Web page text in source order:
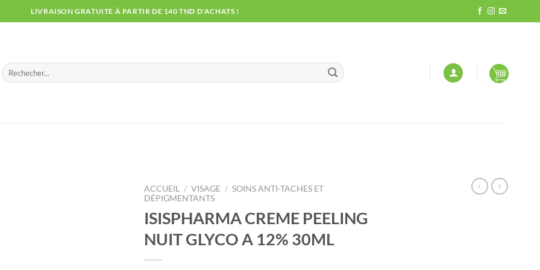
LIVRAISON GRATUITE À PARTIR DE 140 TND D'ACHATS !
Recherche
pour :
ACCUEIL / VISAGE / SOINS ANTI-TACHES ET
DÉPIGMENTANTS
ISISPHARMA CREME PEELING
NUIT GLYCO A 12% 30ML